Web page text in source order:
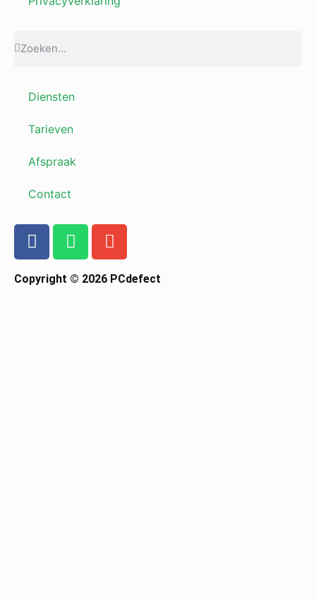
Diensten
Tarieven
Afspraak
Contact
Copyright © 2026 PCdefect